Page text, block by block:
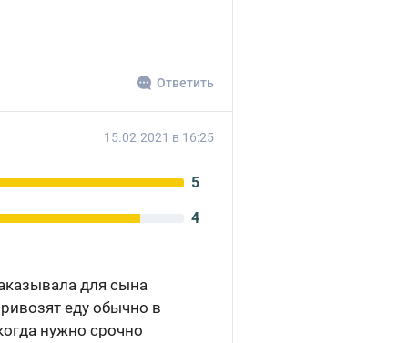
Ответить
15.02.2021 в 16:25
5
4
для сына
еду обычно в
нужно срочно